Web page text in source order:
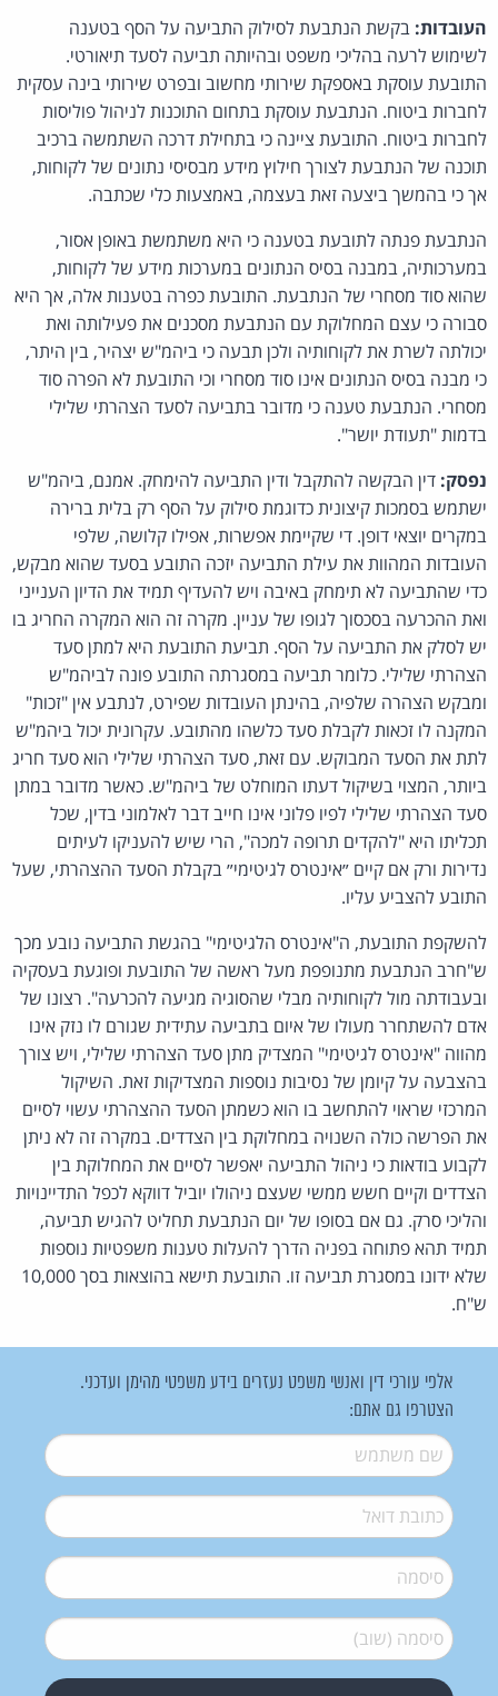
העובדות: בקשת הנתבעת לסילוק התביעה על הסף בטענה
לשימוש לרעה בהליכי משפט ובהיותה תביעה לסעד תיאורטי.
התובעת עוסקת באספקת שירותי מחשוב ובפרט שירותי בינה עסקית
לחברות ביטוח. הנתבעת עוסקת בתחום התוכנות לניהול פוליסות
לחברות ביטוח. התובעת ציינה כי בתחילת דרכה השתמשה ברכיב
תוכנה של הנתבעת לצורך חילוץ מידע מבסיסי נתונים של לקוחות,
אך כי בהמשך ביצעה זאת בעצמה, באמצעות כלי שכתבה.
הנתבעת פנתה לתובעת בטענה כי היא משתמשת באופן אסור,
במערכותיה, במבנה בסיס הנתונים במערכות מידע של לקוחות,
שהוא סוד מסחרי של הנתבעת. התובעת כפרה בטענות אלה, אך היא
סבורה כי עצם המחלוקת עם הנתבעת מסכנים את פעילותה ואת
יכולתה לשרת את לקוחותיה ולכן תבעה כי ביהמ"ש יצהיר, בין היתר,
כי מבנה בסיס הנתונים אינו סוד מסחרי וכי התובעת לא הפרה סוד
מסחרי. הנתבעת טענה כי מדובר בתביעה לסעד הצהרתי שלילי
בדמות "תעודת יושר".
נפסק: דין הבקשה להתקבל ודין התביעה להימחק. אמנם, ביהמ"ש
ישתמש בסמכות קיצונית כדוגמת סילוק על הסף רק בלית ברירה
במקרים יוצאי דופן. די שקיימת אפשרות, אפילו קלושה, שלפי
העובדות המהוות את עילת התביעה יזכה התובע בסעד שהוא מבקש,
כדי שהתביעה לא תימחק באיבה ויש להעדיף תמיד את הדיון הענייני
ואת ההכרעה בסכסוך לגופו של עניין. מקרה זה הוא המקרה החריג בו
יש לסלק את התביעה על הסף. תביעת התובעת היא למתן סעד
הצהרתי שלילי. כלומר תביעה במסגרתה התובע פונה לביהמ"ש
ומבקש הצהרה שלפיה, בהינתן העובדות שפירט, לנתבע אין "זכות"
המקנה לו זכאות לקבלת סעד כלשהו מהתובע. עקרונית יכול ביהמ"ש
לתת את הסעד המבוקש. עם זאת, סעד הצהרתי שלילי הוא סעד חריג
ביותר, המצוי בשיקול דעתו המוחלט של ביהמ"ש. כאשר מדובר במתן
סעד הצהרתי שלילי לפיו פלוני אינו חייב דבר לאלמוני בדין, שכל
תכליתו היא "להקדים תרופה למכה", הרי שיש להעניקו לעיתים
נדירות ורק אם קיים ״אינטרס לגיטימי״ בקבלת הסעד ההצהרתי, שעל
התובע להצביע עליו.
להשקפת התובעת, ה"אינטרס הלגיטימי" בהגשת התביעה נובע מכך
ש"חרב הנתבעת מתנופפת מעל ראשה של התובעת ופוגעת בעסקיה
ובעבודתה מול לקוחותיה מבלי שהסוגיה מגיעה להכרעה". רצונו של
אדם להשתחרר מעולו של איום בתביעה עתידית שגורם לו נזק אינו
מהווה "אינטרס לגיטימי" המצדיק מתן סעד הצהרתי שלילי, ויש צורך
בהצבעה על קיומן של נסיבות נוספות המצדיקות זאת. השיקול
המרכזי שראוי להתחשב בו הוא כשמתן הסעד ההצהרתי עשוי לסיים
את הפרשה כולה השנויה במחלוקת בין הצדדים. במקרה זה לא ניתן
לקבוע בודאות כי ניהול התביעה יאפשר לסיים את המחלוקת בין
הצדדים וקיים חשש ממשי שעצם ניהולו יוביל דווקא לכפל התדיינויות
והליכי סרק. גם אם בסופו של יום הנתבעת תחליט להגיש תביעה,
תמיד תהא פתוחה בפניה הדרך להעלות טענות משפטיות נוספות
שלא ידונו במסגרת תביעה זו. התובעת תישא בהוצאות בסך 10,000
ש"ח.
אלפי עורכי דין ואנשי משפט נעזרים בידע משפטי מהימן ועדכני.
הצטרפו גם אתם:
שם משתמש*
דואל*
סיסמה*
סיסמה (שוב)*